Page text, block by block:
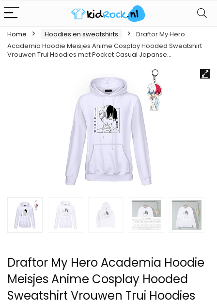
Home Hoodies en sweatshirts
Draftor My Hero
Academia Hoodie Meisjes Anime Cosplay Hooded Sweatshirt
Vrouwen Trui Hoodies met Pocket Casual Japanse…
Draftor My Hero Academia Hoodie
Meisjes Anime Cosplay Hooded
Sweatshirt Vrouwen Trui Hoodies